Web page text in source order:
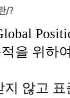
을 위하
지 않고